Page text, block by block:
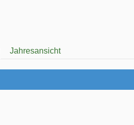
Jahresansicht